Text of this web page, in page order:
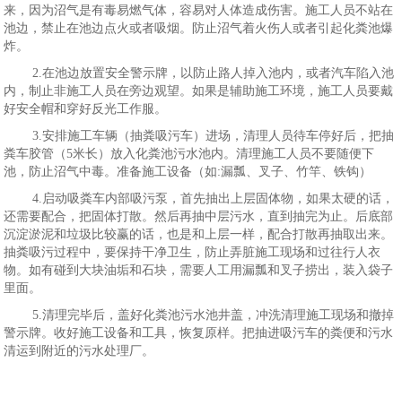
来，因为沼气是有毒易燃气体，容易对人体造成伤害。施工人员不站在
池边，禁止在池边点火或者吸烟。防止沼气着火伤人或者引起化粪池爆
炸。
2.在池边放置安全警示牌，以防止路人掉入池内，或者汽车陷入池
内，制止非施工人员在旁边观望。如果是辅助施工环境，施工人员要戴
好安全帽和穿好反光工作服。
3.安排施工车辆（抽粪吸污车）进场，清理人员待车停好后，把抽
粪车胶管（5米长）放入化粪池污水池内。清理施工人员不要随便下
池，防止沼气中毒。准备施工设备（如:漏瓢、叉子、竹竿、铁钩）
4.启动吸粪车内部吸污泵，首先抽出上层固体物，如果太硬的话，
还需要配合，把固体打散。然后再抽中层污水，直到抽完为止。后底部
沉淀淤泥和垃圾比较赢的话，也是和上层一样，配合打散再抽取出来。
抽粪吸污过程中，要保持干净卫生，防止弄脏施工现场和过往行人衣
物。如有碰到大块油垢和石块，需要人工用漏瓢和叉子捞出，装入袋子
里面。
5.清理完毕后，盖好化粪池污水池井盖，冲洗清理施工现场和撤掉
警示牌。收好施工设备和工具，恢复原样。把抽进吸污车的粪便和污水
清运到附近的污水处理厂。